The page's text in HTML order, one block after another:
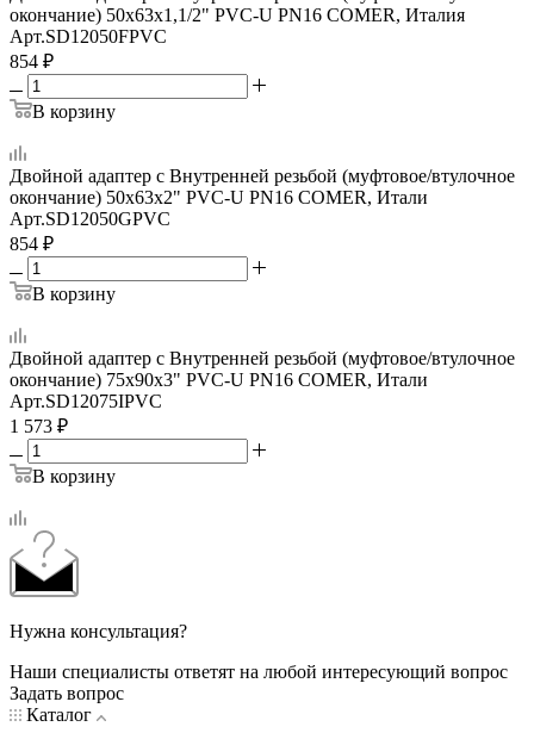
окончание) 50x63x1,1/2" PVC-U PN16 COMER, Италия
Арт.SD12050FPVC
854 ₽
В корзину
Двойной адаптер с Внутренней резьбой (муфтовое/втулочное
окончание) 50x63x2" PVC-U PN16 COMER, Итали
Арт.SD12050GPVC
854 ₽
В корзину
Двойной адаптер с Внутренней резьбой (муфтовое/втулочное
окончание) 75x90x3" PVC-U PN16 COMER, Итали
Арт.SD12075IPVC
1 573 ₽
В корзину
Нужна консультация?
Наши специалисты ответят на любой интересующий вопрос
Задать вопрос
Каталог